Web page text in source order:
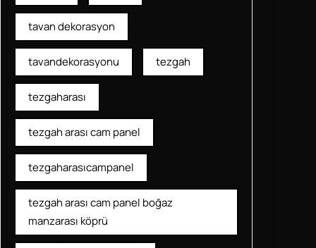
tavan dekorasyon
tavandekorasyonu tezgah
tezgaharası
tezgah arası cam panel
tezgaharasıcampanel
tezgah arası cam panel boğaz
manzarası köprü